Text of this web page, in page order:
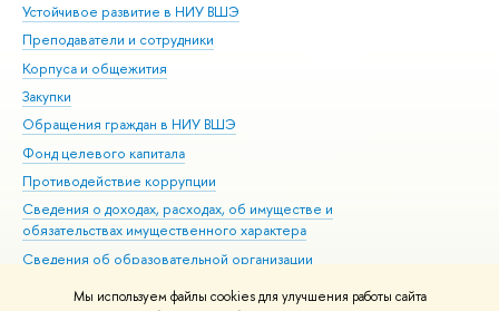
Мы используем файлы cookies для улучшения работы сайта
Устойчивое развитие в НИУ ВШЭ
Преподаватели и сотрудники
Корпуса и общежития
Закупки
Обращения граждан в НИУ ВШЭ
Фонд целевого капитала
Противодействие коррупции
Сведения о доходах, расходах, об имуществе и
обязательствах имущественного характера
Сведения об образовательной организации
Людям с ограниченными возможностями здоровья